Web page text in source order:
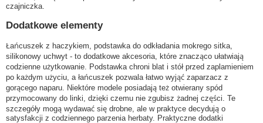
czajniczka.
Dodatkowe elementy
Łańcuszek z haczykiem, podstawka do odkładania mokrego sitka,
silikonowy uchwyt - to dodatkowe akcesoria, które znacząco ułatwiają
codzienne użytkowanie. Podstawka chroni blat i stół przed zaplamieniem
po każdym użyciu, a łańcuszek pozwala łatwo wyjąć zaparzacz z
gorącego naparu. Niektóre modele posiadają też otwierany spód
przymocowany do linki, dzięki czemu nie zgubisz żadnej części. Te
szczegóły mogą wydawać się drobne, ale w praktyce decydują o
satysfakcji z codziennego parzenia herbaty. Praktyczne dodatki